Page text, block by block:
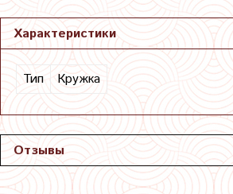
Характеристики
Тип Кружка
Отзывы